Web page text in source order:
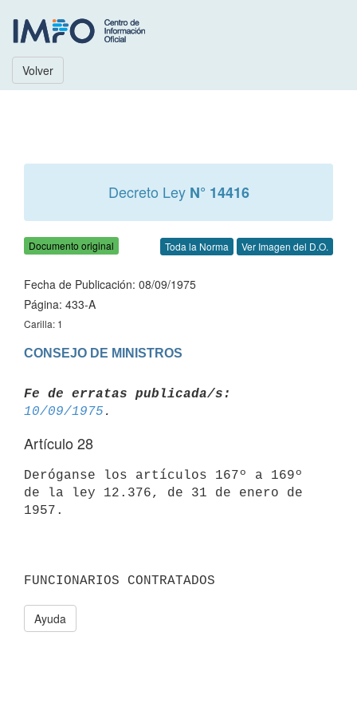
Volver
Decreto Ley N° 14416
Documento original Toda la Norma Ver Imagen del D.O.
Fecha de Publicación: 08/09/1975
Página: 433-A
Carilla: 1
CONSEJO DE MINISTROS
Fe de erratas publicada/s:
10/09/1975
Artículo 28
Deróganse los artículos 167º a 169º
de la ley 12.376, de 31 de enero de
1957.
FUNCIONARIOS CONTRATADOS
Ayuda